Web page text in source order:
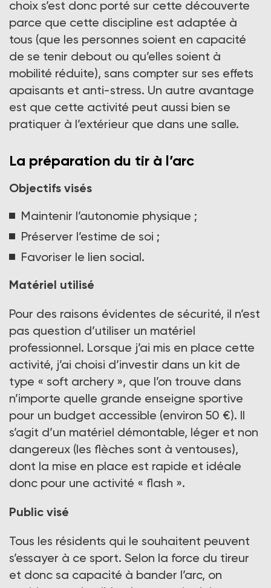
choix s’est donc porté sur cette découverte
parce que cette discipline est adaptée à
tous (que les personnes soient en capacité
de se tenir debout ou qu’elles soient à
mobilité réduite), sans compter sur ses effets
apaisants et anti-stress. Un autre avantage
est que cette activité peut aussi bien se
pratiquer à l’extérieur que dans une salle.
La préparation du tir à l’arc
Objectifs visés
Maintenir l’autonomie physique ;
Préserver l’estime de soi ;
Favoriser le lien social.
Matériel utilisé
Pour des raisons évidentes de sécurité, il n’est
pas question d’utiliser un matériel
professionnel. Lorsque j’ai mis en place cette
activité, j’ai choisi d’investir dans un kit de
type « soft archery », que l’on trouve dans
n’importe quelle grande enseigne sportive
pour un budget accessible (environ 50 €). Il
s’agit d’un matériel démontable, léger et non
dangereux (les flèches sont à ventouses),
dont la mise en place est rapide et idéale
donc pour une activité « flash ».
Public visé
Tous les résidents qui le souhaitent peuvent
s’essayer à ce sport. Selon la force du tireur
et donc sa capacité à bander l’arc, on